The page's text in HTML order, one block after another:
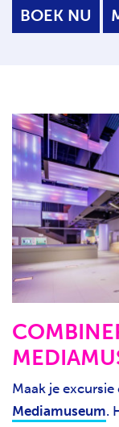
BOEK NU
Maak je
Mediamuseum.